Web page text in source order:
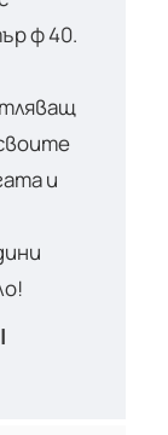
ф 40.
и